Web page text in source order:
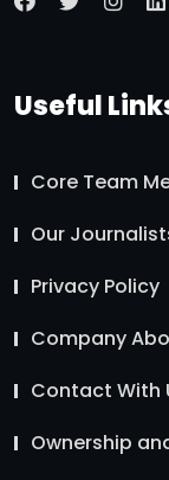
Useful
Core Team
Our
Privacy Policy
Company
Contact With
Ownership